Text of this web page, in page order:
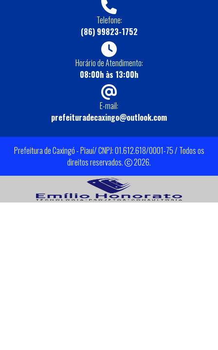
Telefone:
(86) 99823-1752
Horário de Atendimento:
08:00h às 13:00h
E-mail:
prefeituradecaxingo@outlook.com
Prefeitura de Caxingó - Piauí/ CNPJ: 01.612.618/0001-75 / Todos os
direitos reservados.
2026.